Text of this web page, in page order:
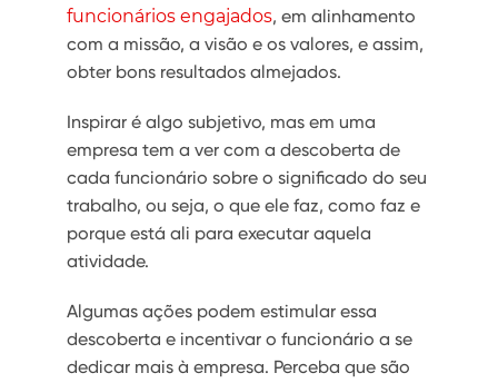
funcionários engajados, em alinhamento
com a missão, a visão e os valores, e assim,
obter bons resultados almejados.
Inspirar é algo subjetivo, mas em uma
empresa tem a ver com a descoberta de
cada funcionário sobre o significado do seu
trabalho, ou seja, o que ele faz, como faz e
porque está ali para executar aquela
atividade.
Algumas ações podem estimular essa
descoberta e incentivar o funcionário a se
dedicar mais à empresa. Perceba que são